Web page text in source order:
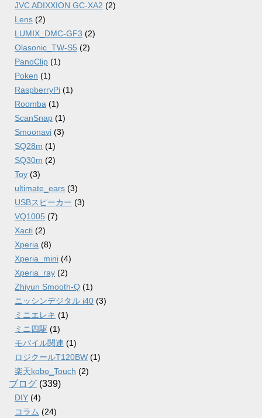
JVC ADIXXION GC-XA2 (2)
Lens (2)
LUMIX_DMC-GF3 (2)
Olasonic_TW-S5 (2)
PanoClip (1)
Poken (1)
RaspberryPi (1)
Roomba (1)
ScanSnap (1)
Smoonavi (3)
SQ28m (1)
SQ30m (2)
Toy (3)
ultimate_ears (3)
USBスピーカー (3)
VQ1005 (7)
Xacti (2)
Xperia (8)
Xperia_mini (4)
Xperia_ray (2)
Zhiyun Smooth-Q (1)
ニッシンデジタル i40 (3)
ミニエレキ (1)
ミニ四駆 (1)
モバイル関連 (1)
ロジクールT120BW (1)
楽天kobo_Touch (2)
ブログ (339)
DIY (4)
コラム (24)